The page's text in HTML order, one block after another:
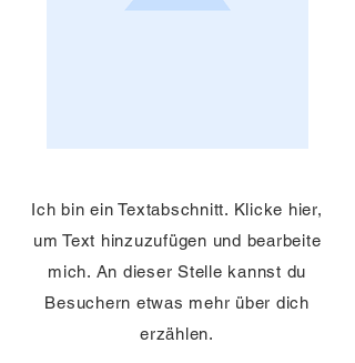
Ich bin ein Textabschnitt. Klicke hier,
um Text hinzuzufügen und bearbeite
mich. An dieser Stelle kannst du
Besuchern etwas mehr über dich
erzählen.